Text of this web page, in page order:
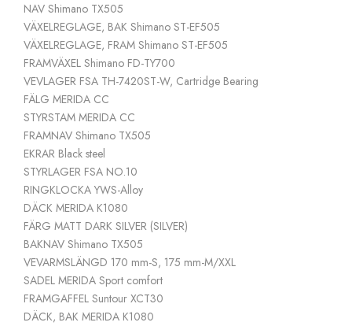
NAV Shimano TX505
VÄXELREGLAGE, BAK Shimano ST-EF505
VÄXELREGLAGE, FRAM Shimano ST-EF505
FRAMVÄXEL Shimano FD-TY700
VEVLAGER FSA TH-7420ST-W, Cartridge Bearing
FÄLG MERIDA CC
STYRSTAM MERIDA CC
FRAMNAV Shimano TX505
EKRAR Black steel
STYRLAGER FSA NO.10
RINGKLOCKA YWS-Alloy
DÄCK MERIDA K1080
FÄRG MATT DARK SILVER (SILVER)
BAKNAV Shimano TX505
VEVARMSLÄNGD 170 mm-S, 175 mm-M/XXL
SADEL MERIDA Sport comfort
FRAMGAFFEL Suntour XCT30
DÄCK, BAK MERIDA K1080